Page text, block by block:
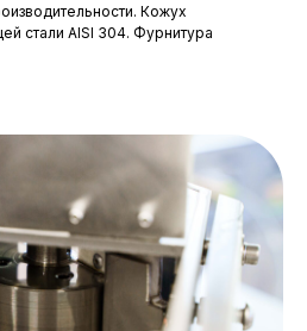
не более 80% при
25°С
о комплектации
Кожух
стали AISI 304. Фурнитура